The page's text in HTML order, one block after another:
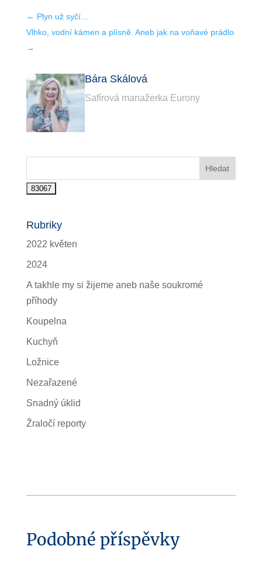
← Plyn už syčí…
Vlhko, vodní kámen a plísně. Aneb jak na voňavé prádlo
→
Bára Skálová
Safírová manažerka Eurony
Rubriky
2022 květen
2024
A takhle my si žijeme aneb naše soukromé
příhody
Koupelna
Kuchyň
Ložnice
Nezařazené
Snadný úklid
Žraločí reporty
Podobné příspěvky